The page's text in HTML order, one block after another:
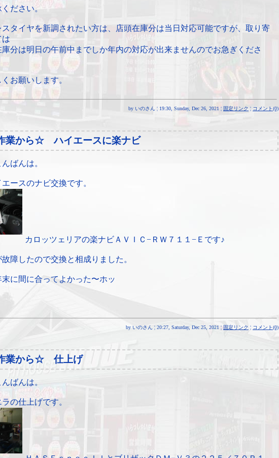
ださい。
スタイヤを新調されたい方は、店頭在庫分は当日対応可能ですが、取り寄
は
庫分は明日の午前中までしか年内の対応が出来ませんのでお急ぎくださ
お願いします。
by いのさん ¦ 19:30, Sunday, Dec 26, 2021 ¦ 固定リンク ¦ コメント(0)
業から☆ ハイエースに楽ナビ
ばんは。
ースのナビ交換です。
カロッツェリアの楽ナビＡＶＩＣ−ＲＷ７１１−Ｅです♪
障したので交換と相成りました。
末に間に合ってよかった〜ホッ
by いのさん ¦ 20:27, Saturday, Dec 25, 2021 ¦ 固定リンク ¦ コメント(0)
業から☆ 仕上げ
ばんは。
の仕上げです。